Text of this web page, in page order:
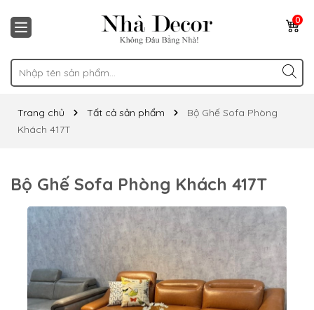
0
Trang chủ Tất cả sản phẩm
Bộ Ghế Sofa Phòng
Khách 417T
Bộ Ghế Sofa Phòng Khách 417T